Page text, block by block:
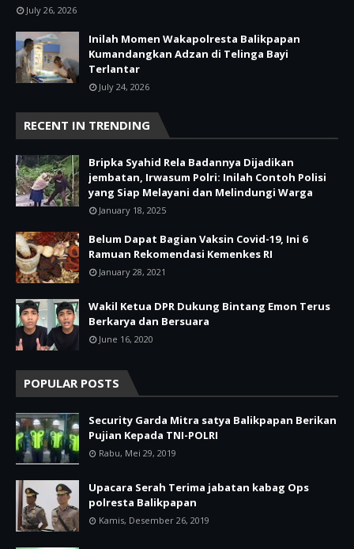
July 26, 2026
Inilah Momen Wakapolresta Balikpapan
Kumandangkan Adzan di Telinga Bayi
Terlantar
July 24, 2026
RECENT IN TRENDING
Bripka Syahid Rela Badannya Dijadikan
jembatan, Irwasum Polri: Inilah Contoh Polisi
yang Siap Melayani dan Melindungi Warga
January 18, 2025
Belum Dapat Bagian Vaksin Covid-19, Ini 6
Ramuan Rekomendasi Kemenkes RI
January 28, 2021
Wakil Ketua DPR Dukung Bintang Emon Terus
Berkarya dan Bersuara
June 16, 2020
POPULAR POSTS
Security Garda Mitra satya Balikpapan Berikan
Pujian Kepada TNI-POLRI
Rabu, Mei 29, 2019
Upacara Serah Terima jabatan kabag Ops
polresta Balikpapan
Kamis, Desember 26, 2019